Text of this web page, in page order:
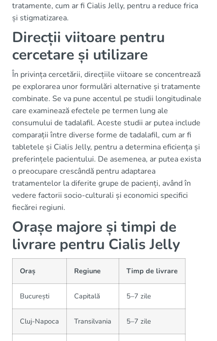
tratamente, cum ar fi Cialis Jelly, pentru a reduce frica
și stigmatizarea.
Direcții viitoare pentru
cercetare și utilizare
În privința cercetării, direcțiile viitoare se concentrează
pe explorarea unor formulări alternative și tratamente
combinate. Se va pune accentul pe studii longitudinale
care examinează efectele pe termen lung ale
consumului de tadalafil. Aceste studii ar putea include
comparații între diverse forme de tadalafil, cum ar fi
tabletele și Cialis Jelly, pentru a determina eficiența și
preferințele pacientului. De asemenea, ar putea exista
o preocupare crescândă pentru adaptarea
tratamentelor la diferite grupe de pacienți, având în
vedere factorii socio-culturali și economici specifici
fiecărei regiuni.
Orașe majore și timpi de
livrare pentru Cialis Jelly
Oraș Regiune Timp de livrare
București Capitală 5–7 zile
Cluj-Napoca Transilvania 5–7 zile